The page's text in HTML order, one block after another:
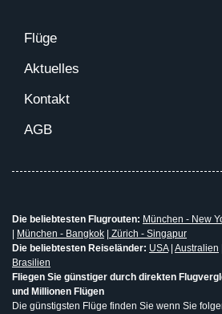
Flüge
Aktuelles
Kontakt
AGB
Die beliebtesten Flugrouten: München - New
München - Bangkok
Zürich - Singapur
Die beliebtesten Reiseländer: USA| Australien
Brasilien
Fliegen Sie günstiger durch direkten
und Millionen Flügen
Die günstigsten Flüge finden Sie wenn Sie